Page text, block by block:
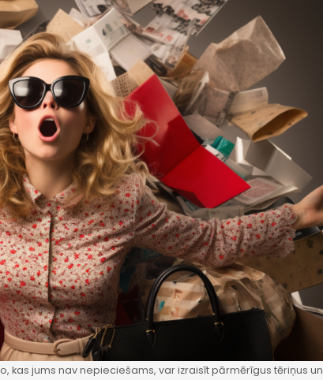
kas jums nav nepieciešams, var izraisīt pārmērīgus tēriņus un